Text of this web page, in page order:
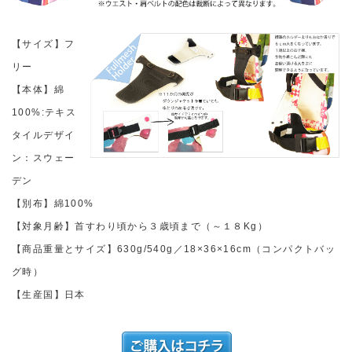
【サイズ】フ
リー
【本体】綿
100%:テキス
タイルデザイ
ン：スウェー
デン
【別布】綿100%
【対象月齢】首すわり頃から３歳頃まで（～１８Kg）
【商品重量とサイズ】630g/540g／18×36×16cm（コンパクトバッ
グ時）
【生産国】日本